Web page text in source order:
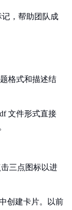
，帮助团队成
格式和描述结
文件形式直接
击三点图标以进
创建卡片。以前